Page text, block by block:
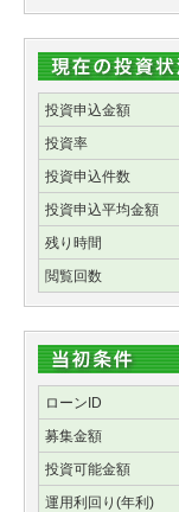
投資申込金額
投資率
投資申込件数
投資申込平均金額
残り時間
閲覧回数
ローンID
募集金額
投資可能金額
運用利回り(年利)